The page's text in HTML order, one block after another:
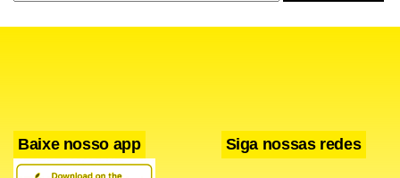
Baixe nosso app Siga nossas redes